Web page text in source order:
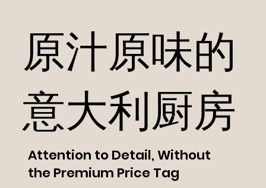
原汁原味的
意大利厨房
Attention to Detail, Without
the Premium Price Tag